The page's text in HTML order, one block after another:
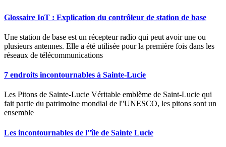
Glossaire IoT : Explication du contrôleur de station de base
Une station de base est un récepteur radio qui peut avoir une ou
plusieurs antennes. Elle a été utilisée pour la première fois dans les
réseaux de télécommunications
7 endroits incontournables à Sainte-Lucie
Les Pitons de Sainte-Lucie Véritable emblème de Saint-Lucie qui
fait partie du patrimoine mondial de l''UNESCO, les pitons sont un
ensemble
Les incontournables de l''île de Sainte Lucie